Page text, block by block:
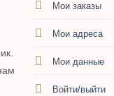
Мои заказы
Мои адреса
Мои данные
Войти/выйти